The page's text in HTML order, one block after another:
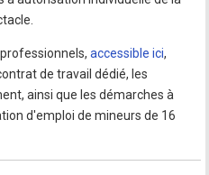
professionnels,accessible ici,
de travail dédié, les
ainsi que les démarches à
d'emploi de mineurs de 16